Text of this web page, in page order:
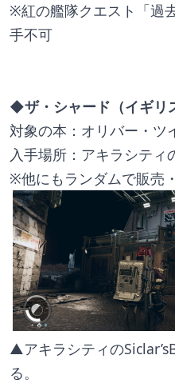
※紅の艦隊クエスト「過
手不可
◆ザ・シャード（イギリ
対象の本：オリバー・ツ
入手場所：アキラシティ
※他にもランダムで販売
▲アキラシティの
る。